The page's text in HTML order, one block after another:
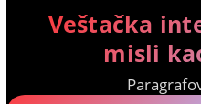
Veštačka
misli